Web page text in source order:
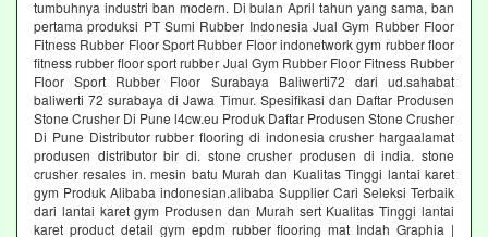
tumbuhnya industri ban modern. Di bulan April tahun yang sama, ban
pertama produksi PT Sumi Rubber Indonesia Jual Gym Rubber Floor
Fitness Rubber Floor Sport Rubber Floor indonetwork gym rubber floor
fitness rubber floor sport rubber Jual Gym Rubber Floor Fitness Rubber
Floor Sport Rubber Floor Surabaya Baliwerti72 dari ud.sahabat
baliwerti 72 surabaya di Jawa Timur. Spesifikasi dan Daftar Produsen
Stone Crusher Di Pune l4cw.eu Produk Daftar Produsen Stone Crusher
Di Pune Distributor rubber flooring di indonesia crusher hargaalamat
produsen distributor bir di. stone crusher produsen di india. stone
crusher resales in. mesin batu Murah dan Kualitas Tinggi lantai karet
gym Produk Alibaba indonesian.alibaba Supplier Cari Seleksi Terbaik
dari lantai karet gym Produsen dan Murah sert Kualitas Tinggi lantai
karet product detail gym epdm rubber flooring mat Indah Graphia |